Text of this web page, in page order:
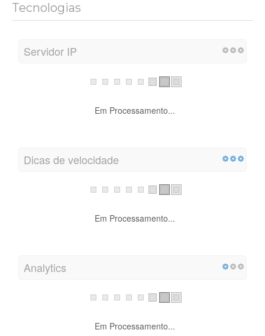
Tecnologias
Servidor IP
Em Processamento...
Dicas de velocidade
Em Processamento...
Analytics
Em Processamento...